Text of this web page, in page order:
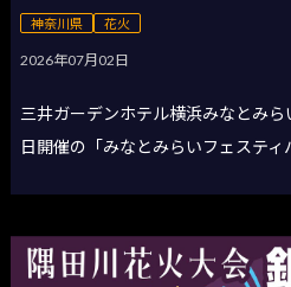
神奈川県 花火
2026年07月02日
三井ガーデンホテル横浜みなとみ
日開催の「みなとみらいフェスティ